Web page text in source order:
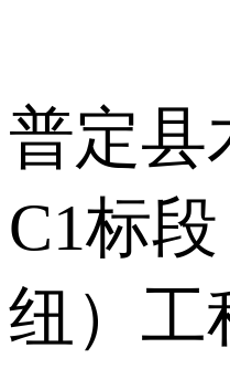
普定县
C1标
纽）工